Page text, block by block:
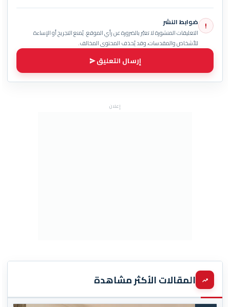
! ضوابط النشر
التعليقات المنشورة لا تعبّر بالضرورة عن رأي الموقع. يُمنع التجريح أو الإساءة
للأشخاص والمقدسات، وقد يُحذف المحتوى المخالف.
إرسال التعليق
إعلان
المقالات الأكثر مشاهدة